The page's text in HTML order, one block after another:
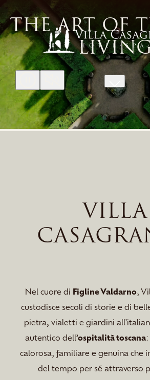
THE ART OF
VILLA
Nel cuore di Figline Valdarno,
custodisce secoli di storie e di
pietra, vialetti e giardini
autentico dell’ospitalità toscana:
calorosa, familiare e genuina che
del tempo per sé attraverso